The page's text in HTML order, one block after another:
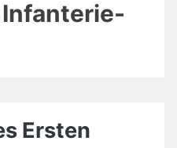
Ersten